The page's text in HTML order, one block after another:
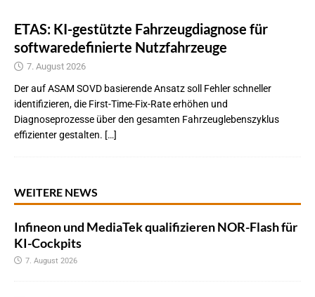
ETAS: KI-gestützte Fahrzeugdiagnose für
softwaredefinierte Nutzfahrzeuge
7. August 2026
Der auf ASAM SOVD basierende Ansatz soll Fehler schneller
identifizieren, die First-Time-Fix-Rate erhöhen und
Diagnoseprozesse über den gesamten Fahrzeuglebenszyklus
effizienter gestalten. […]
WEITERE NEWS
Infineon und MediaTek qualifizieren NOR-Flash für
KI-Cockpits
7. August 2026